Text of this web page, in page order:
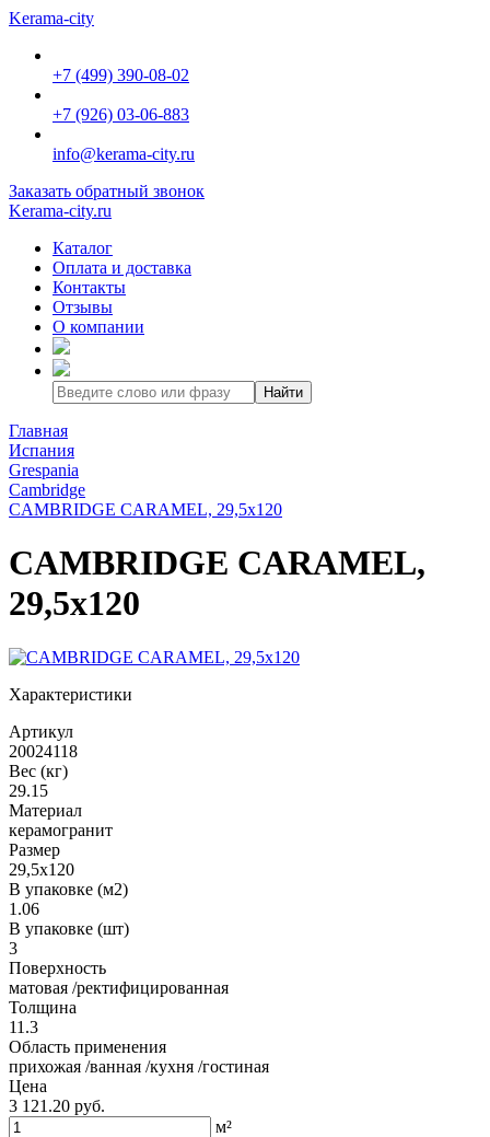
Kerama-city
+7 (499) 390-08-02
+7 (926) 03-06-883
info@kerama-city.ru
Заказать обратный звонок
Kerama-city.ru
Каталог
Оплата и доставка
Контакты
Отзывы
О компании
Найти
Главная
Испания
Grespania
Cambridge
CAMBRIDGE CARAMEL, 29,5x120
CAMBRIDGE CARAMEL,
29,5x120
Характеристики
Артикул
20024118
Вес (кг)
29.15
Материал
керамогранит
Размер
29,5x120
В упаковке (м2)
1.06
В упаковке (шт)
3
Поверхность
матовая /ректифицированная
Толщина
11.3
Область применения
прихожая /ванная /кухня /гостиная
Цена
3 121.20 руб.
м²